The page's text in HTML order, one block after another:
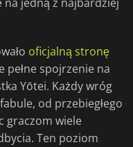
oficjalną stronę
pełne spojrzenie na
Yōtei. Każdy wróg
od przebiegłego
graczom wiele
Ten poziom